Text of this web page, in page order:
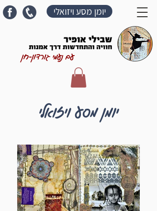
יומן מסע ויזואלי
עם נעמי גורדון-חן
יומן מסע ויזואלי